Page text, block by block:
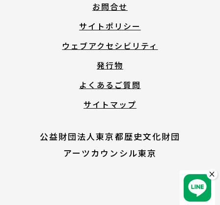
アートノトについて
お問合せ
サイトポリシー
ウェブアクセシビリティ
発行物
よくあるご質問
サイトマップ
公益財団法人東京都歴史文化財団
アーツカウンシル東京
×